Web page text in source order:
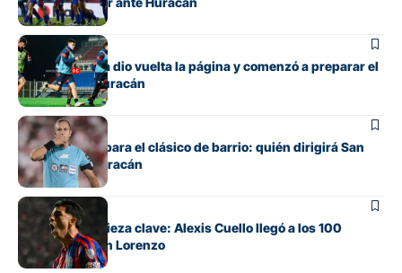
Fútbol
San Lorenzo ya dio vuelta la página y comenzó a preparar el
clásico ante Huracán
Fútbol
Ya hay árbitro para el clásico de barrio: quién dirigirá San
Lorenzo vs. Huracán
Fútbol
De apuesta a pieza clave: Alexis Cuello llegó a los 100
partidos en San Lorenzo